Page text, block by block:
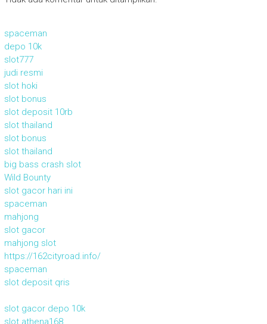
spaceman
depo 10k
slot777
judi resmi
slot hoki
slot bonus
slot deposit 10rb
slot thailand
slot bonus
slot thailand
big bass crash slot
Wild Bounty
slot gacor hari ini
spaceman
mahjong
slot gacor
mahjong slot
https://162cityroad.info/
spaceman
slot deposit qris
slot gacor depo 10k
slot athena168